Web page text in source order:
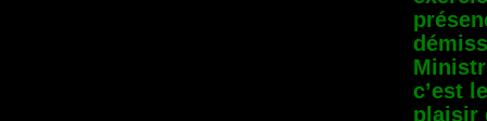
c’est
plaisir